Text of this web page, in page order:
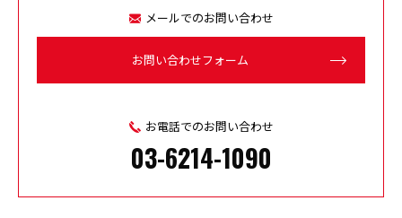
メールでのお問い合わせ
お問い合わせフォーム
お電話でのお問い合わせ
03-6214-1090